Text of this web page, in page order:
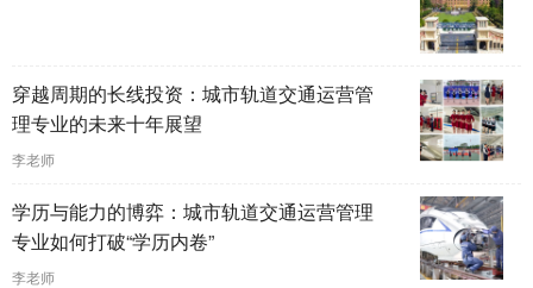
穿越周期的长线投资：城市轨道交通运营管
理专业的未来十年展望
李老师
学历与能力的博弈：城市轨道交通运营管理
专业如何打破“学历内卷”
李老师